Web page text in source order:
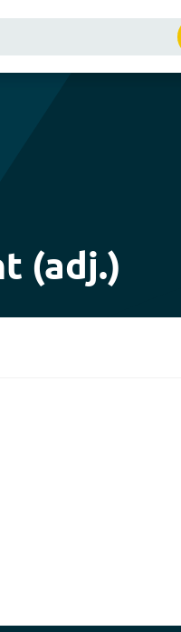
(adj.)